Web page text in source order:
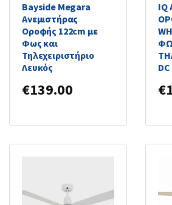
Bayside Megara
Ανεμιστήρας
Οροφής 122cm με
Φως και
Τηλεχειριστήριο
Λευκός
€139.00
IQ
€